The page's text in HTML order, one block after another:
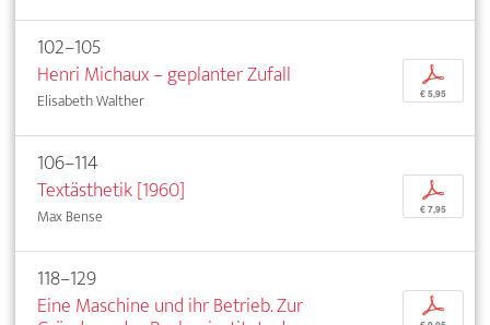
102–105
Henri Michaux – geplanter Zufall
Elisabeth Walther
p
€ 5,95
106–114
Textästhetik [1960]
Max Bense
p
€ 7,95
118–129
Eine Maschine und ihr Betrieb. Zur
p